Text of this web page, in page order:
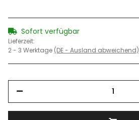
Sofort verfügbar
Lieferzeit:
2 - 3 Werktage (DE - Ausland abweichend)